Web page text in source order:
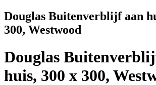
Douglas Buitenverblijf aan
300, Westwood
Douglas
huis, 300 x 300,